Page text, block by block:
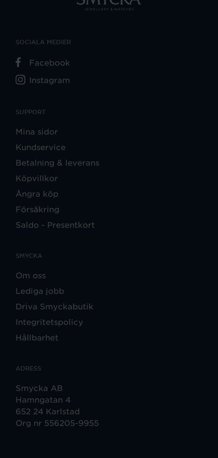
SUPPORT
Mina sidor
Kundservice
Betalning & leverans
Köpvillkor
Ångra köp
Försäkring
Saldo - Presentkort
SMYCKA
Om oss
Lediga jobb
Driva Smyckabutik
Integritetspolicy
Hållbarhet
ADRESS
Smycka AB
Hamngatan 4
652 24 Karlstad
Org nr 556205-9955
SOCIALA MEDIER
Facebook
Instagram